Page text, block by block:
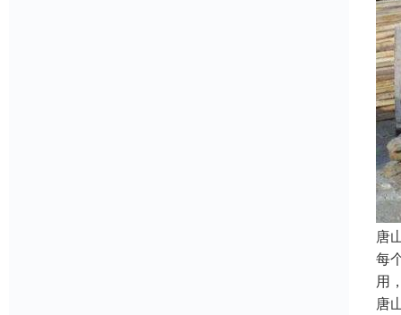
唐
每
用
唐